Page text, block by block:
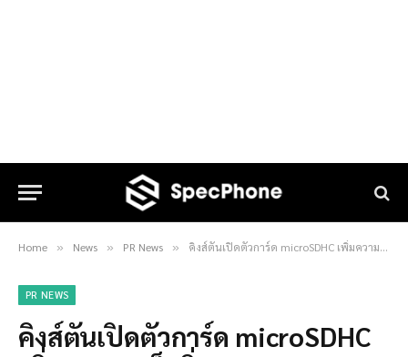
Home » News » PR News » คิงส์ตันเปิดตัวการ์ด microSDHC เพิ่มความจุเต็มอิ่ม 32GB
PR NEWS
คิงส์ตันเปิดตัวการ์ด microSDHC